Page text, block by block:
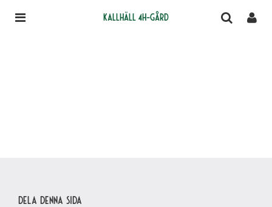
Kallhäll 4H-gård
Dela denna sida